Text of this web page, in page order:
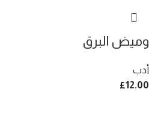
وميض البرق
أدب
£12.00